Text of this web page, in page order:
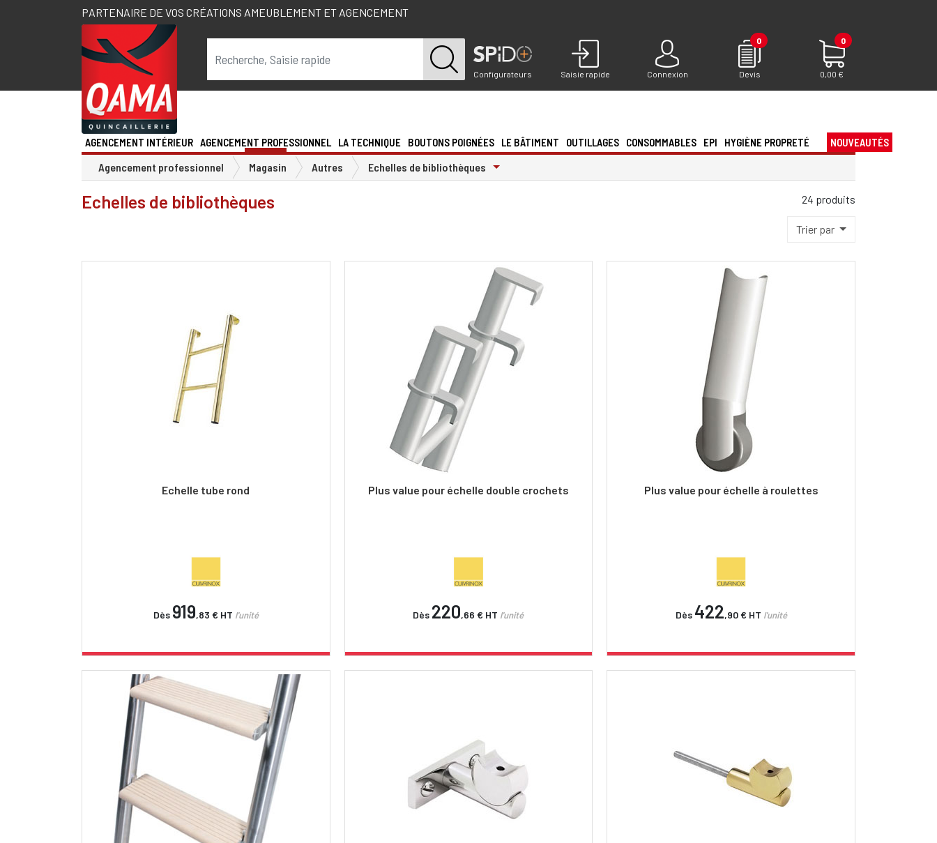
PARTENAIRE DE VOS CRÉATIONS AMEUBLEMENT ET AGENCEMENT
Configurateurs Saisie rapide Connexion
0
Devis
0
0,00 €
AGENCEMENT INTÉRIEUR AGENCEMENT PROFESSIONNEL LA TECHNIQUE BOUTONS POIGNÉES LE BÂTIMENT OUTILLAGES CONSOMMABLES EPI HYGIÈNE PROPRETÉ NOUVEAUTÉS
Agencement professionnel Magasin Autres Echelles de bibliothèques Toggle Dropdown
Echelles de bibliothèques 24 produits
Trier par
Echelle tube rond
Dès 919,83 € HT l'unité
Plus value pour échelle double crochets
Dès 220,66 € HT l'unité
Plus value pour échelle à roulettes
Dès 422,90 € HT l'unité